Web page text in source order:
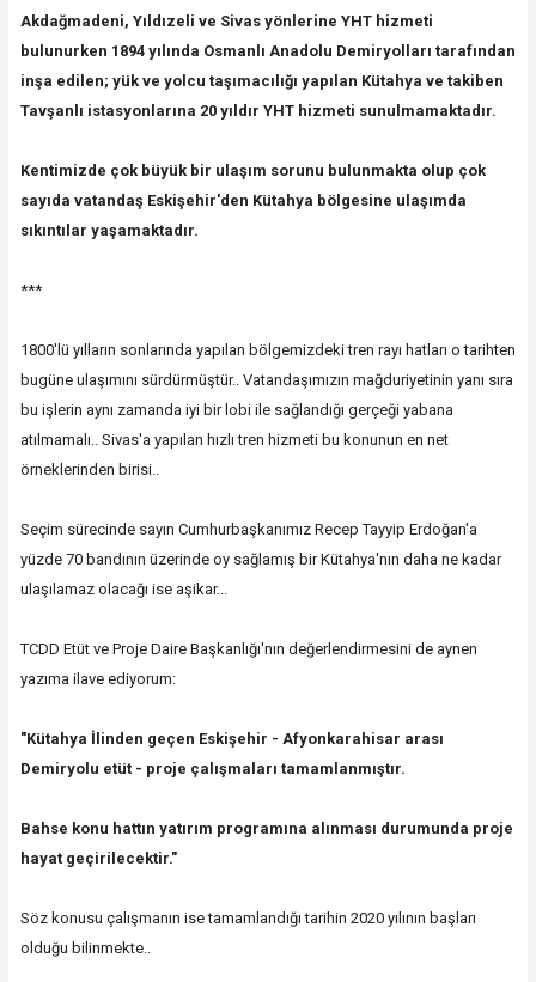
Akdağmadeni, Yıldızeli ve Sivas yönlerine YHT hizmeti
bulunurken 1894 yılında Osmanlı Anadolu Demiryolları tarafından
inşa edilen; yük ve yolcu taşımacılığı yapılan Kütahya ve takiben
Tavşanlı istasyonlarına 20 yıldır YHT hizmeti sunulmamaktadır.
Kentimizde çok büyük bir ulaşım sorunu bulunmakta olup çok
sayıda vatandaş Eskişehir'den Kütahya bölgesine ulaşımda
sıkıntılar yaşamaktadır.
***
1800'lü yılların sonlarında yapılan bölgemizdeki tren rayı hatları o tarihten
bugüne ulaşımını sürdürmüştür.. Vatandaşımızın mağduriyetinin yanı sıra
bu işlerin aynı zamanda iyi bir lobi ile sağlandığı gerçeği yabana
atılmamalı.. Sivas'a yapılan hızlı tren hizmeti bu konunun en net
örneklerinden birisi..
Seçim sürecinde sayın Cumhurbaşkanımız Recep Tayyip Erdoğan'a
yüzde 70 bandının üzerinde oy sağlamış bir Kütahya'nın daha ne kadar
ulaşılamaz olacağı ise aşikar...
TCDD Etüt ve Proje Daire Başkanlığı'nın değerlendirmesini de aynen
yazıma ilave ediyorum:
"Kütahya İlinden geçen Eskişehir - Afyonkarahisar arası
Demiryolu etüt - proje çalışmaları tamamlanmıştır.
Bahse konu hattın yatırım programına alınması durumunda proje
hayat geçirilecektir."
Söz konusu çalışmanın ise tamamlandığı tarihin 2020 yılının başları
olduğu bilinmekte..